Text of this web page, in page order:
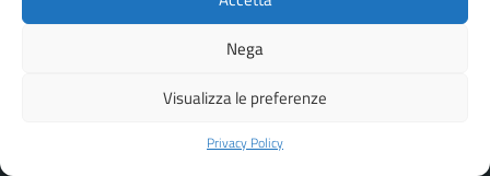
Nega
Visualizza le preferenze
Privacy Policy
Problemi in città